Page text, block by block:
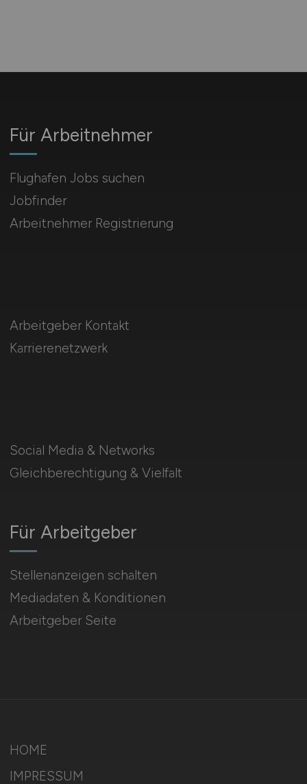
Für Arbeitnehmer
Flughafen Jobs suchen
Jobfinder
Arbeitnehmer Registrierung
Social Media & Networks
Gleichberechtigung & Vielfalt
Für Arbeitgeber
Stellenanzeigen schalten
Mediadaten & Konditionen
Arbeitgeber Seite
Arbeitgeber Kontakt
Karrierenetzwerk
HOME
IMPRESSUM